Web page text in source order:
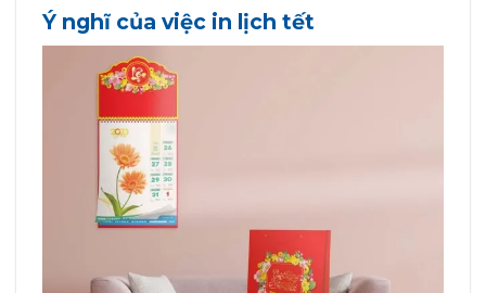
Ý nghĩ của việc in lịch tết